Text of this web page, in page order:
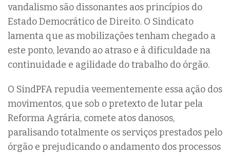
vandalismo são dissonantes aos princípios do
Estado Democrático de Direito. O Sindicato
lamenta que as mobilizações tenham chegado a
este ponto, levando ao atraso e à dificuldade na
continuidade e agilidade do trabalho do órgão.
O SindPFA repudia veementemente essa ação dos
movimentos, que sob o pretexto de lutar pela
Reforma Agrária, comete atos danosos,
paralisando totalmente os serviços prestados pelo
órgão e prejudicando o andamento dos processos